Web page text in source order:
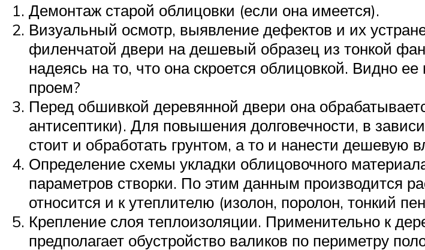
Демонтаж старой облицовки (если она имеется).
Визуальный осмотр, выявление дефектов и их
филенчатой двери на дешевый образец из тонкой
надеясь на то, что она скроется облицовкой. Видно
проем?
Перед обшивкой деревянной двери она
антисептики). Для повышения долговечности, в
стоит и обработать грунтом, а то и нанести дешевую
Определение схемы укладки облицовочного
параметров створки. По этим данным производится
относится и к утеплителю (изолон, поролон, тонкий
Крепление слоя теплоизоляции. Применительно к
предполагает обустройство валиков по периметру